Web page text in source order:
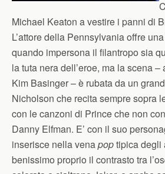
Michael Keaton a vestire i panni di
L’attore della Pennsylvania offre
quando impersona il filantropo sia
la tuta nera dell’eroe, ma la scena
Kim Basinger – è rubata da un
Nicholson che recita sempre sopra
con le canzoni di Prince che non
Danny Elfman. E’ con il suo
inserisce nella venapoptipica degli
benissimo proprio il contrasto tra